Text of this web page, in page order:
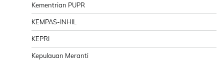
Kementrian PUPR
KEMPAS-INHIL
KEPRI
Kepulauan Meranti